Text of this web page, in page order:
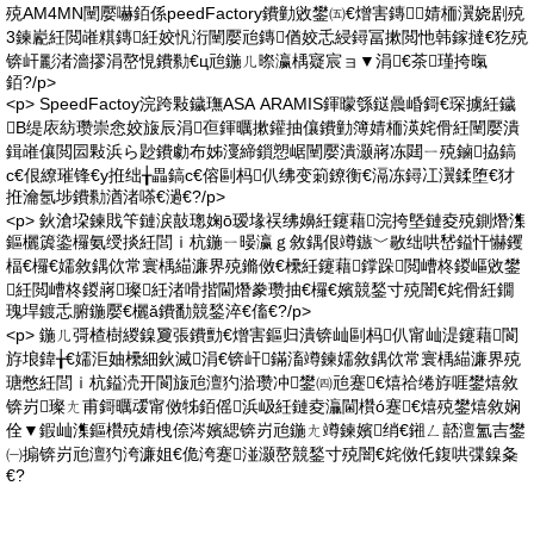
殑AM4MN闉嬮嚇銆係peedFactory鐨勭敓鐢㈤€熷害鏄婧栭瀷娆剧殑
3鍊嶏紝閲嶉粸鏄紝姣忛洐闉嬮兘鏄偤姣忎綅鐞冨摗閲忚韩鎵撻€犵殑
锛屽彲渚濇摎涓嶅悓鐨勬€ц兘鍦ㄦ暩瀛楀寲宸ョ▼涓€茶瑾挎暣
銆?/p>
<p> SpeedFactoy浣跨敤鐬璑ASA ARAMIS鍕曚綔鎹曟崏鎶€琛擄紝鐬
В缇庡紡瓒崇悆姣旇辰涓亱鍕曞摗鑵抽儴鐨勭簿婧栭渶姹傦紝闉嬮潰
鍓嶉儴閲囩敤浜ら尟鐨勮布姊濅締鎻愬崌闉嬮潰灏嶈冻閮ㄧ殑鏀拹鎬
с€佷繚璀锋€у拰绌╁畾鎬с€傛剾杩仈绋变箣鐐衡€滆冻鐞冮瀷鍒堕€犲
拰瀹氬埗鐨勬湭渚嗏€濄€?/p>
<p> 鈥滄垜鍊戝笇鏈涙敼璁婅ō瑷堟祦绋嬶紝鑳藉浣挎墍鏈夌殑鍘熸潗
鏂欐簴鍌欏氨绶掞紝閭ｉ杭鍦ㄧ暥瀛ｇ敘鍝佷竴鏃﹀敭绌哄嵆鎰忓懗钁
楅€欏€嬬敘鍝佽常寰楀緢濂界殑鏅傚€欙紝鑳藉鐣跺閲嶆柊鍐嶇敓鐢
紝閲嶆柊鍐嶈璨紝渚嗗揩閫熸豢瓒抽€欏€嬪競鍫寸殑闇€姹傦紝鐗
瑰垾鍍忎腑鍦嬮€欐ǎ鐨勫競鍫淬€傗€?/p>
<p> 鍦ㄦ彁楂樹緵鎳夐張鐨勯€熷害鏂归潰锛屾剾杩仈甯屾湜鑳藉閬
斿埌鍏╁€嬬洰妯欙細鈥滅涓€锛屽鏋滀竴鍊嬬敘鍝佽常寰楀緢濂界殑
瑭憋紝閭ｉ杭鎰涜开閬旇兘澶犳湁瓒冲鐢㈣兘蹇€熺祫绻斿啀鐢熺敘
锛岃璨ㄤ甫鎶曞叆甯傚牬銆傜浜岋紝鏈夌灜閫欑ó蹇€熺殑鐢熺敘娴
佺▼鍜屾潗鏂欑殑婧栧倷涔嬪緦锛岃兘鍦ㄤ竴鍊嬪绡€鎺ㄥ嚭澶氳吉鐢
㈠搧锛岃兘澶犳洿濂姐€佹洿蹇湴灏嶅競鍫寸殑闇€姹傚仛鍑哄弽鎳夈
€?